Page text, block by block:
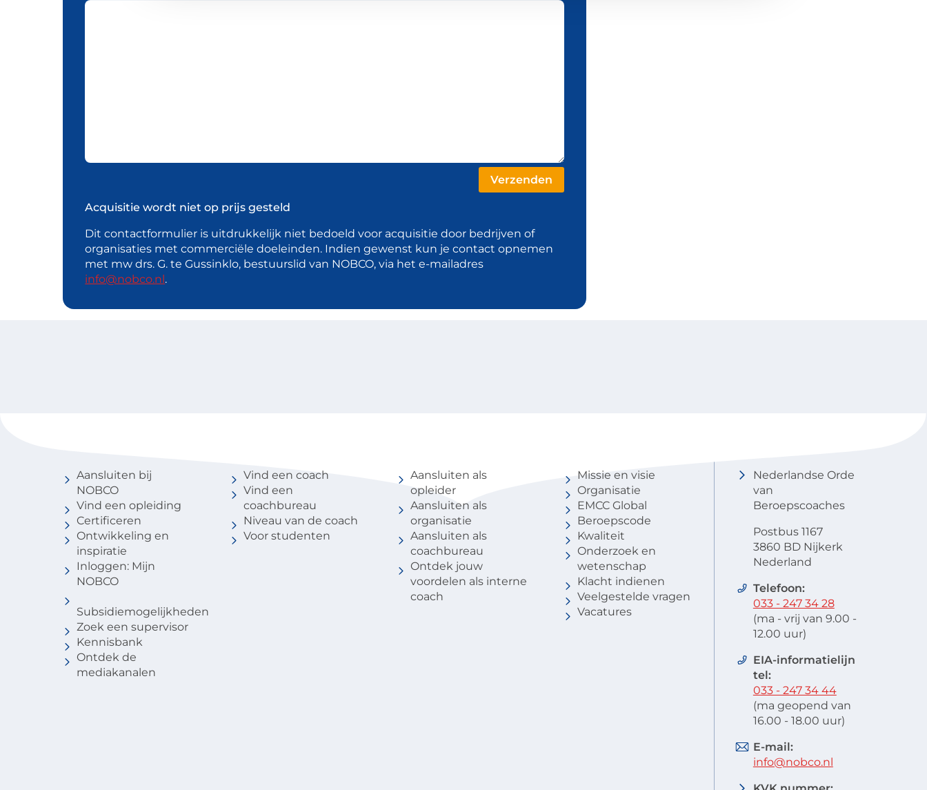
Acquisitie wordt niet op prijs gesteld
Dit contactformulier is uitdrukkelijk niet bedoeld voor acquisitie door bedrijven of
organisaties met commerciële doeleinden. Indien gewenst kun je contact opnemen
met mw drs. G. te Gussinklo, bestuurslid van NOBCO, via het e-mailadres
info@nobco.nl .
Aansluiten bij
NOBCO
Vind een opleiding
Certificeren
Ontwikkeling en
inspiratie
Inloggen: Mijn
NOBCO
Subsidiemogelijkheden
Zoek een supervisor
Kennisbank
Ontdek de
mediakanalen
Vind een coach
Vind een
coachbureau
Niveau van de coach
Voor studenten
Aansluiten als
opleider
Aansluiten als
organisatie
Aansluiten als
coachbureau
Ontdek jouw
voordelen als interne
coach
Missie en visie
Organisatie
EMCC Global
Beroepscode
Kwaliteit
Onderzoek en
wetenschap
Klacht indienen
Veelgestelde vragen
Vacatures
Nederlandse Orde
van
Beroepscoaches
Postbus 1167
3860 BD Nijkerk
Nederland
Telefoon:
033 - 247 34 28
(ma - vrij van 9.00 -
12.00 uur)
EIA-informatielijn
tel:
033 - 247 34 44
(ma geopend van
16.00 - 18.00 uur)
E-mail:
info@nobco.nl